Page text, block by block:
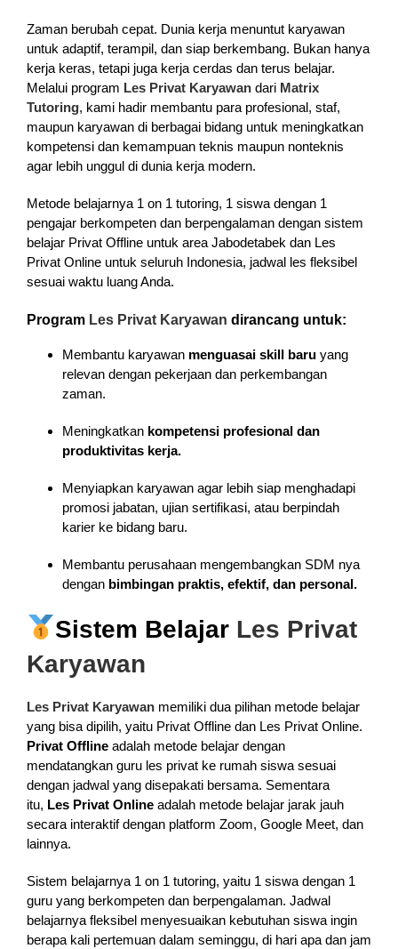
Zaman berubah cepat. Dunia kerja menuntut karyawan
untuk adaptif, terampil, dan siap berkembang. Bukan hanya
kerja keras, tetapi juga kerja cerdas dan terus belajar.
Melalui program Les Privat Karyawandari Matrix
Tutoring, kami hadir membantu para profesional, staf,
maupun karyawan di berbagai bidang untuk meningkatkan
kompetensi dan kemampuan teknis maupun nonteknis
agar lebih unggul di dunia kerja modern.
Metode belajarnya 1 on 1 tutoring, 1 siswa dengan 1
pengajar berkompeten dan berpengalaman dengan sistem
belajar Privat Offline untuk area Jabodetabek dan Les
Privat Online untuk seluruh Indonesia, jadwal les fleksibel
sesuai waktu luang Anda.
Program Les Privat Karyawan dirancang untuk:
Membantu karyawan menguasai skill baruyang
relevan dengan pekerjaan dan perkembangan
zaman.
Meningkatkan kompetensi profesional dan
produktivitas kerja.
Menyiapkan karyawan agar lebih siap menghadapi
promosi jabatan, ujian sertifikasi, atau berpindah
karier ke bidang baru.
Membantu perusahaan mengembangkan SDM nya
dengan bimbingan praktis, efektif, dan personal.
Sistem Belajar Les Privat
Karyawan
Les Privat Karyawanmemiliki dua pilihan metode belajar
yang bisa dipilih, yaitu Privat Offline dan Les Privat Online.
Privat Offlineadalah metode belajar dengan
mendatangkan guru les privat ke rumah siswa sesuai
dengan jadwal yang disepakati bersama. Sementara
itu, Les Privat Onlineadalah metode belajar jarak jauh
secara interaktif dengan platform Zoom, Google Meet, dan
lainnya.
Sistem belajarnya 1 on 1 tutoring, yaitu 1 siswa dengan 1
guru yang berkompeten dan berpengalaman. Jadwal
belajarnya fleksibel menyesuaikan kebutuhan siswa ingin
berapa kali pertemuan dalam seminggu, di hari apa dan jam